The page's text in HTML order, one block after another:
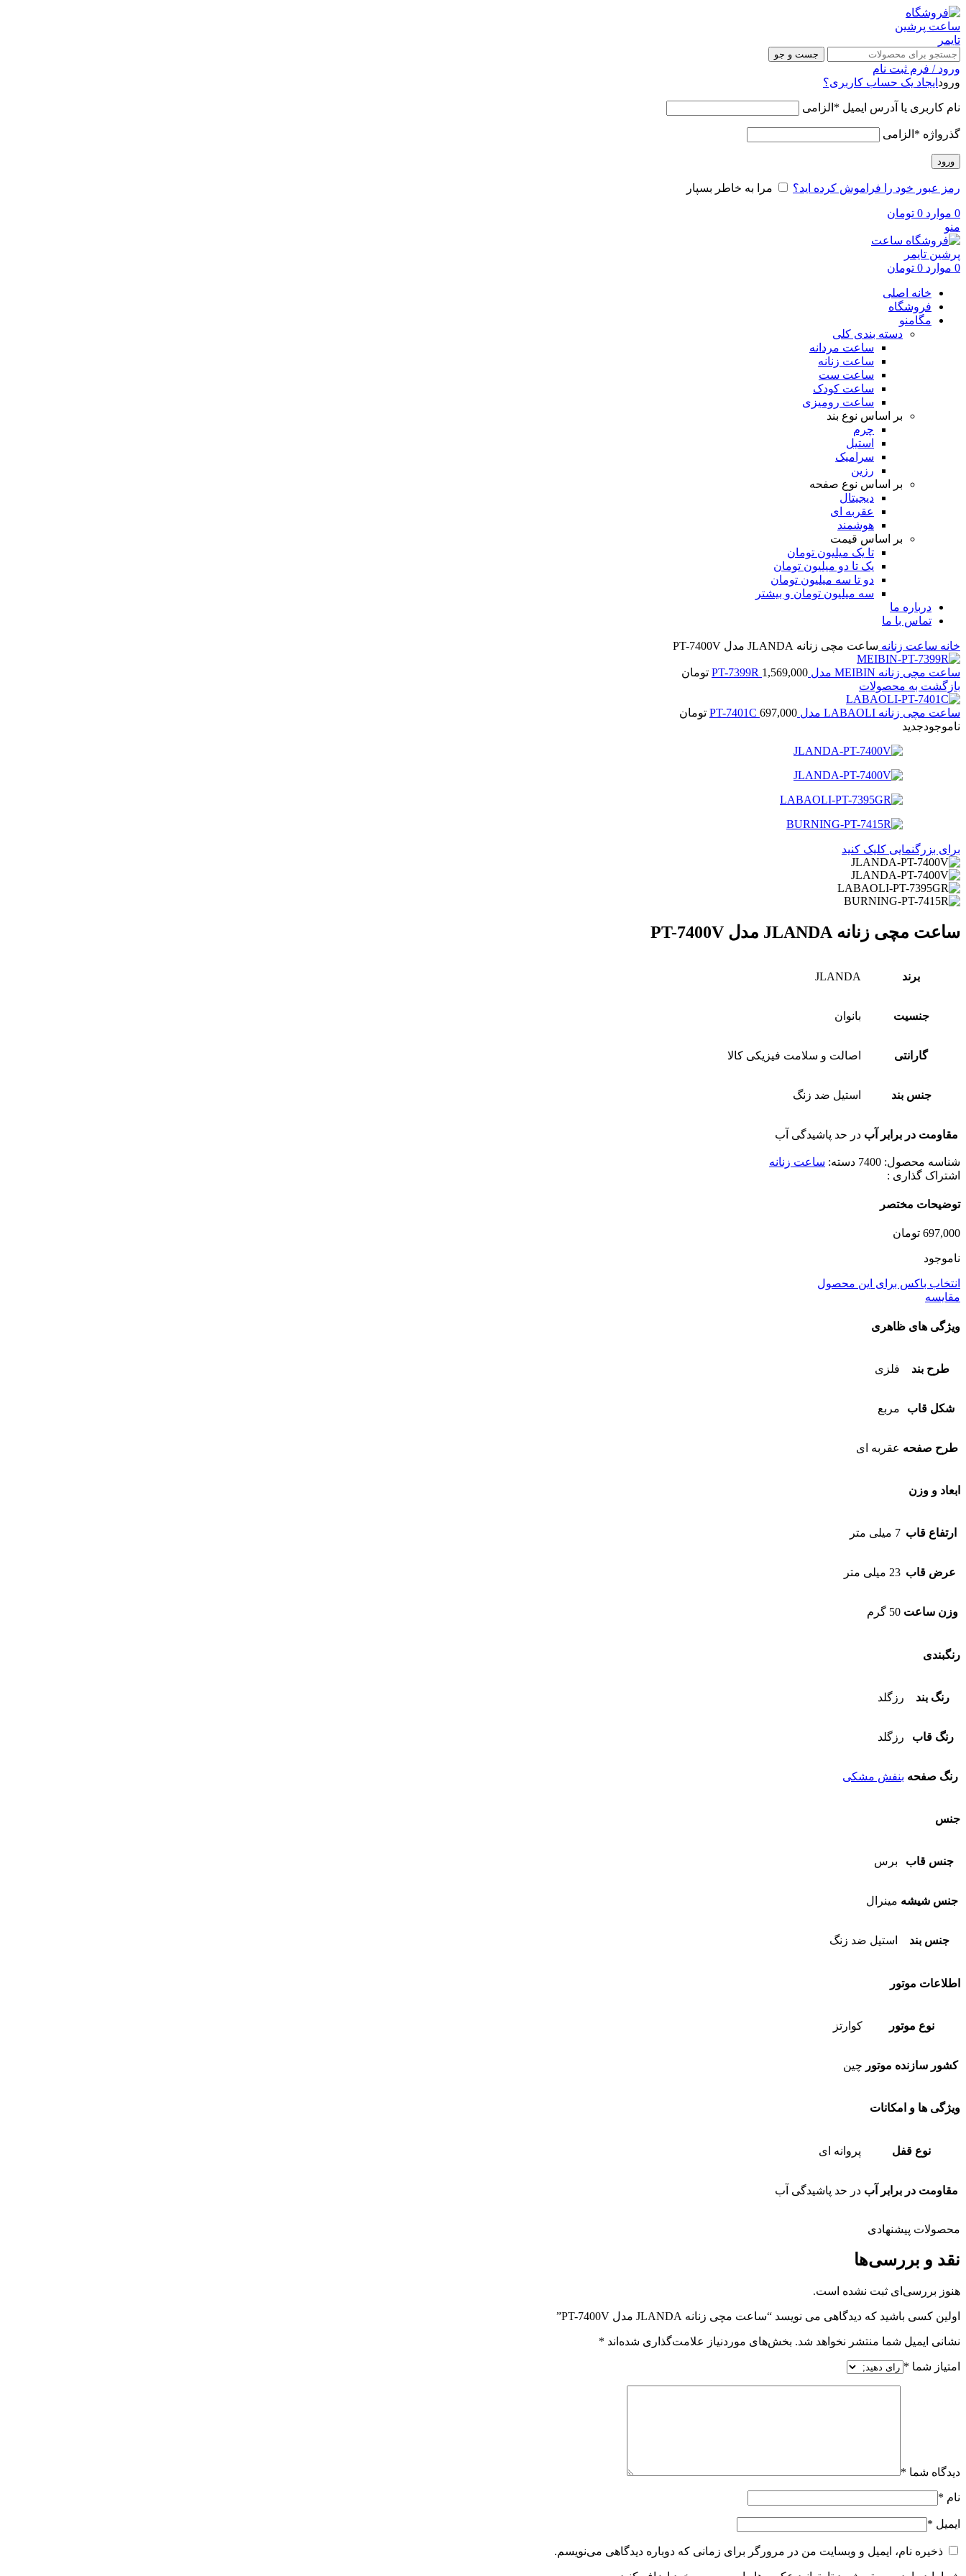
جست و جو
ورود / فرم ثبت نام
ورود ایجاد یک حساب کاربری؟
نام کاربری یا آدرس ایمیل * الزامی
گذرواژه * الزامی
ورود
رمز عبور خود را فراموش کرده اید؟ مرا به خاطر بسپار
0 موارد 0 تومان
منو
0 موارد 0 تومان
خانه اصلی
فروشگاه
مگامنو
دسته بندی کلی
ساعت مردانه
ساعت زنانه
ساعت ست
ساعت کودک
ساعت رومیزی
بر اساس نوع بند
چرم
استیل
سرامیک
رزین
بر اساس نوع صفحه
دیجیتال
عقربه ای
هوشمند
بر اساس قیمت
تا یک میلیون تومان
یک تا دو میلیون تومان
دو تا سه میلیون تومان
سه میلیون تومان و بیشتر
درباره ما
تماس با ما
خانه ساعت زنانه ساعت مچی زنانه JLANDA مدل PT-7400V
ساعت مچی زنانه MEIBIN مدل PT-7399R 1,569,000
تومان
بازگشت به محصولات
ساعت مچی زنانه LABAOLI مدل PT-7401C 697,000
تومان
ناموجودجدید
برای بزرگنمایی کلیک کنید
ساعت مچی زنانه JLANDA مدل PT-7400V
برند JLANDA
جنسیت بانوان
گارانتی اصالت و سلامت فیزیکی کالا
جنس بند استیل ضد زنگ
مقاومت در برابر آب در حد پاشیدگی آب
شناسه محصول: 7400 دسته: ساعت زنانه
اشتراک گذاری :
توضیحات مختصر
697,000 تومان
ناموجود
انتخاب باکس برای این محصول
مقایسه
ویژگی های ظاهری
طرح بند فلزی
شکل قاب مربع
طرح صفحه عقربه ای
ابعاد و وزن
ارتفاع قاب 7 میلی متر
عرض قاب 23 میلی متر
وزن ساعت 50 گرم
رنگبندی
رنگ بند رزگلد
رنگ قاب رزگلد
رنگ صفحه بنفش مشکی
جنس
جنس قاب برس
جنس شیشه مینرال
جنس بند استیل ضد زنگ
اطلاعات موتور
نوع موتور کوارتز
کشور سازنده موتور چین
ویژگی ها و امکانات
نوع قفل پروانه ای
مقاومت در برابر آب در حد پاشیدگی آب
محصولات پیشنهادی
نقد و بررسی‌ها
هنوز بررسی‌ای ثبت نشده است.
اولین کسی باشید که دیدگاهی می نویسد “ساعت مچی زنانه JLANDA مدل PT-7400V”
نشانی ایمیل شما منتشر نخواهد شد. بخش‌های موردنیاز علامت‌گذاری شده‌اند *
امتیاز شما *
دیدگاه شما *
نام *
ایمیل *
ذخیره نام، ایمیل و وبسایت من در مرورگر برای زمانی که دوباره دیدگاهی می‌نویسم.